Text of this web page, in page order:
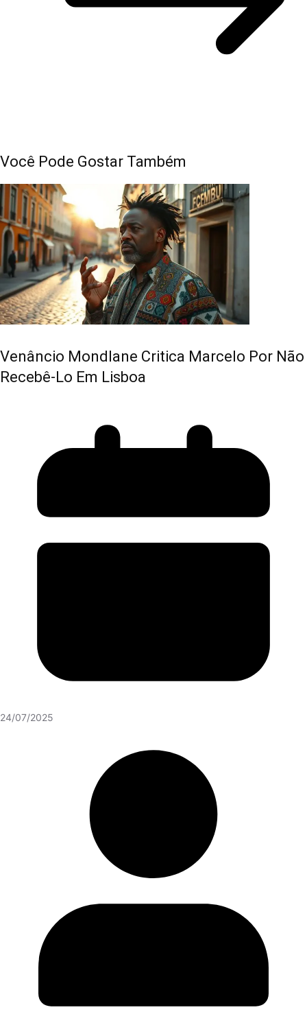
Você Pode Gostar Também
Venâncio Mondlane Critica Marcelo Por Não
Recebê-Lo Em Lisboa
24/07/2025